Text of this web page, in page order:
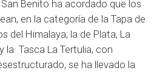
Benito ha acordado que los
en la categoría de la Tapa de
del Himalaya; la de Plata, La
la Tasca La Tertulia, con
se ha llevado la